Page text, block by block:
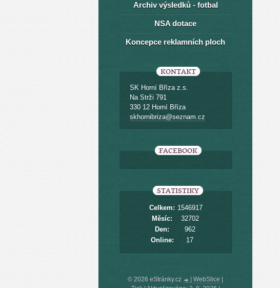
Archiv výsledků - fotbal
NSA dotace
Koncepce reklamních ploch
KONTAKT
SK Horní Bříza z.s.
Na Strži 791
330 12 Horní Bříza
skhornibriza@seznam.cz
FACEBOOK
STATISTIKY
Online: 17
Celkem: 1546917
Měsíc:
32702
Den:
962
© 2026 eStránky.cz WebSlice